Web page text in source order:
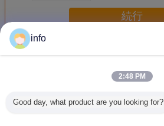
続行
多くブラインドの中ガラス
info
2:48 PM
Good day, what product are you looking for?